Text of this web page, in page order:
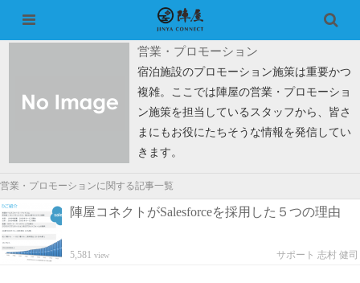
営業・プロモーション
宿泊施設のプロモーション施策は重要かつ
複雑。ここでは陣屋の営業・プロモーショ
ン施策を担当しているスタッフから、皆さ
まにもお役にたちそうな情報を発信してい
きます。
営業・プロモーションに関する記事一覧
陣屋コネクトがSalesforceを採用した５つの理由
サポート 志村 健司
5,581 view